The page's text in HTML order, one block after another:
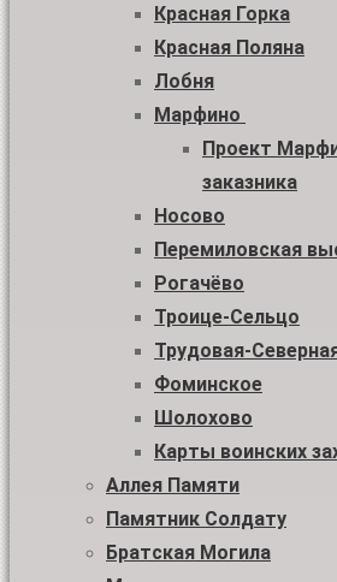
Красная Горка
Красная Поляна
Лобня
Марфино
Проект
заказника
Носово
Перемиловская
Рогачёво
Троице-Сельцо
Трудовая-
Фоминское
Шолохово
Карты воинских
Аллея Памяти
Памятник Солдату
Братская Могила